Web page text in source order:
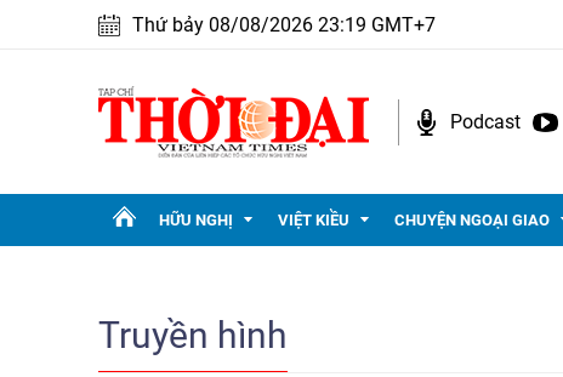
Thứ bảy 08/08/2026 23:19 GMT+7
Podcast
HỮU NGHỊ VIỆT KIỀU CHUYỆN NGOẠI GIAO
Truyền hình